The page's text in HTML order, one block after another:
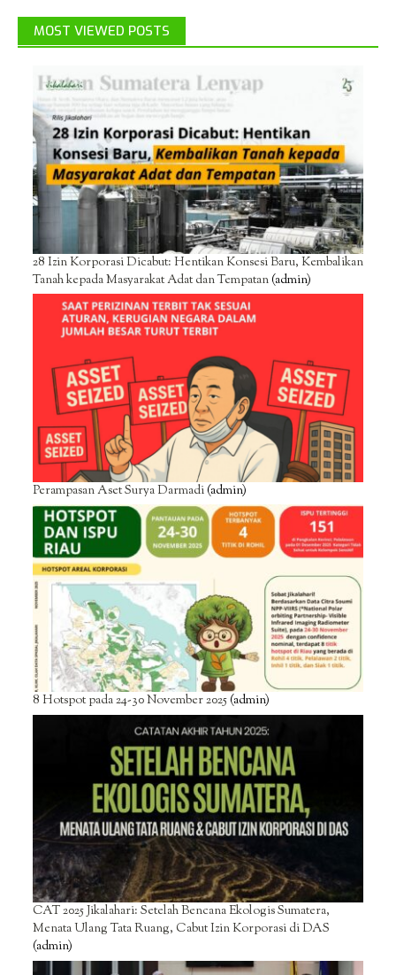
MOST VIEWED POSTS
28 Izin Korporasi Dicabut: Hentikan Konsesi Baru, Kembalikan
Tanah kepada Masyarakat Adat dan Tempatan(admin)
Perampasan Aset Surya Darmadi(admin)
8 Hotspot pada 24-30 November 2025(admin)
CAT 2025 Jikalahari: Setelah Bencana Ekologis Sumatera,
Menata Ulang Tata Ruang, Cabut Izin Korporasi di DAS
(admin)